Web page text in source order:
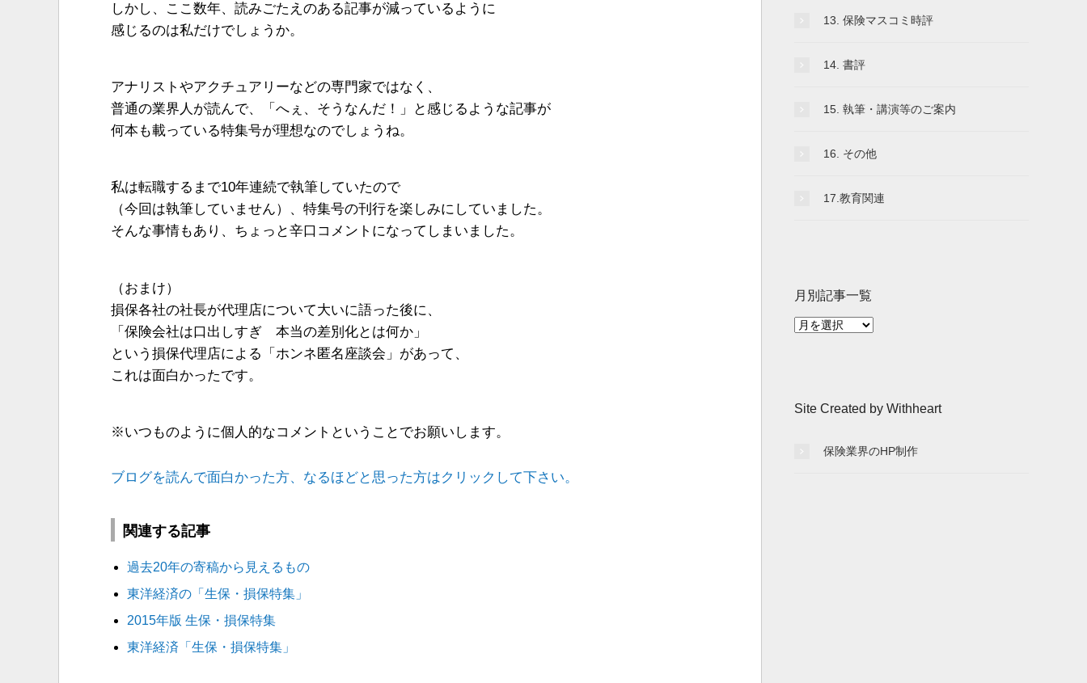
しかし、ここ数年、読みごたえのある記事が減っているように
感じるのは私だけでしょうか。
アナリストやアクチュアリーなどの専門家ではなく、
普通の業界人が読んで、「へぇ、そうなんだ！」と感じるような記事が
何本も載っている特集号が理想なのでしょうね。
私は転職するまで10年連続で執筆していたので
（今回は執筆していません）、特集号の刊行を楽しみにしていました。
そんな事情もあり、ちょっと辛口コメントになってしまいました。
（おまけ）
損保各社の社長が代理店について大いに語った後に、
「保険会社は口出しすぎ 本当の差別化とは何か」
という損保代理店による「ホンネ匿名座談会」があって、
これは面白かったです。
※いつものように個人的なコメントということでお願いします。
ブログを読んで面白かった方、なるほどと思った方はクリックして下さい。
関連する記事
過去20年の寄稿から見えるもの
東洋経済の「生保・損保特集」
2015年版 生保・損保特集
東洋経済「生保・損保特集」
13. 保険マスコミ時評
14. 書評
15. 執筆・講演等のご案内
16. その他
17.教育関連
月別記事一覧
月
覧
Site Created by Withheart
保険業界のHP制作